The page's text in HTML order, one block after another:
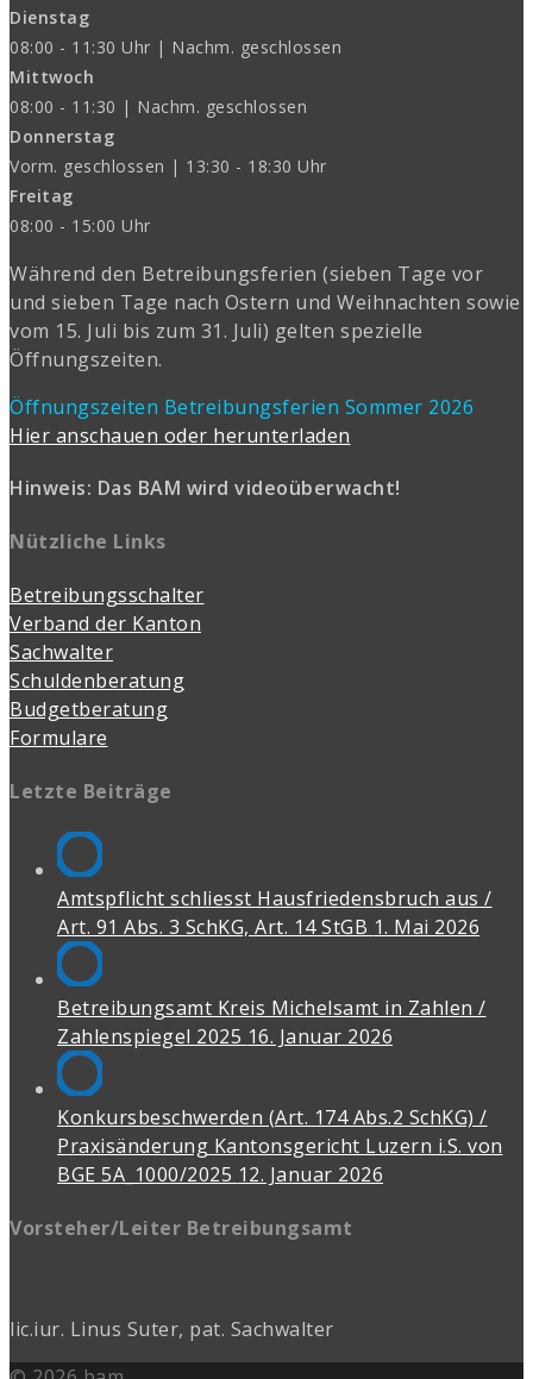
Dienstag
08:00 - 11:30 Uhr | Nachm. geschlossen
Mittwoch
08:00 - 11:30 | Nachm. geschlossen
Donnerstag
Vorm. geschlossen | 13:30 - 18:30 Uhr
Freitag
08:00 - 15:00 Uhr
Während den Betreibungsferien (sieben Tage vor
und sieben Tage nach Ostern und Weihnachten sowie
vom 15. Juli bis zum 31. Juli) gelten spezielle
Öffnungszeiten.
Öffnungszeiten Betreibungsferien Sommer 2026
Hier anschauen oder herunterladen
Hinweis: Das BAM wird videoüberwacht!
Nützliche Links
Betreibungsschalter
Verband der Kanton
Sachwalter
Schuldenberatung
Budgetberatung
Formulare
Letzte Beiträge
Amtspflicht schliesst Hausfriedensbruch aus /
Art. 91 Abs. 3 SchKG, Art. 14 StGB 1. Mai 2026
Betreibungsamt Kreis Michelsamt in Zahlen /
Zahlenspiegel 2025 16. Januar 2026
Konkursbeschwerden (Art. 174 Abs.2 SchKG) /
Praxisänderung Kantonsgericht Luzern i.S. von
BGE 5A_1000/2025 12. Januar 2026
Vorsteher/Leiter Betreibungsamt
lic.iur. Linus Suter, pat. Sachwalter